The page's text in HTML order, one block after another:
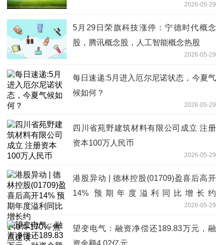
2026-05-29
5月29日荣旗科技涨停：宁德时代概念
股，腾讯概念股，人工智能概念热股
2026-05-29
每日速递:5月进入厄尔尼诺状态，今夏气
候如何？
2026-05-29
四川省苑野建筑材料有限公司成立 注册
资本100万人民币
2026-05-29
港股异动 | 德林控股(01709)盈喜后高开
14% 预期年度溢利同比增长约
2026-05-29
望变电气：融资净偿还189.83万元，融
资余额4.02亿元